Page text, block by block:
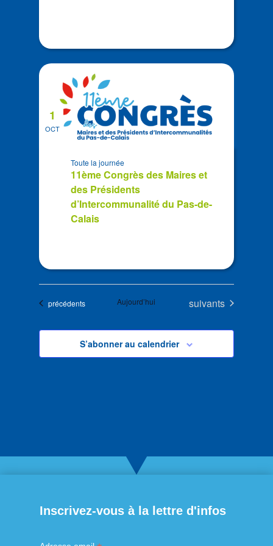
OCT
1
11ème Congrès des Maires et
des Présidents
d’Intercommunalité du Pas-de-
Calais
Toute la journée
Évènements
précédents Aujourd’hui Évènements
suivants
S’abonner au calendrier
Inscrivez-vous à la lettre d'infos